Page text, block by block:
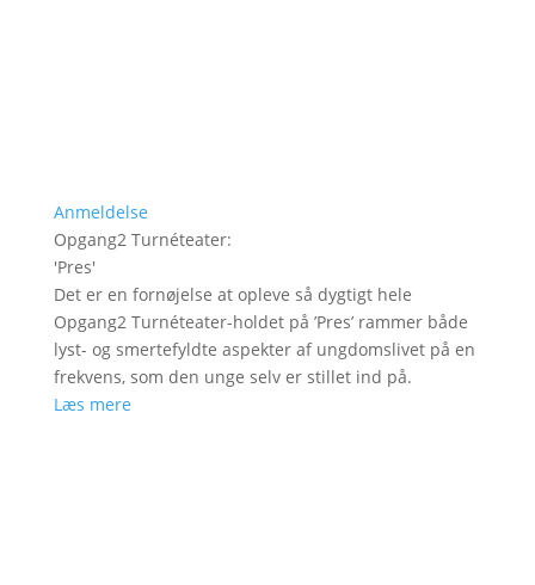
Anmeldelse
Opgang2 Turnéteater:
'Pres'
Det er en fornøjelse at opleve så dygtigt hele
Opgang2 Turnéteater-holdet på ’Pres’ rammer både
lyst- og smertefyldte aspekter af ungdomslivet på en
frekvens, som den unge selv er stillet ind på.
Læs mere